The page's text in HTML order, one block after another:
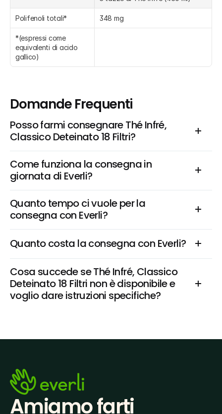
Polifenoli totali* 348 mg
*(espressi come
equivalenti di acido
gallico)
Domande Frequenti
Posso farmi consegnare Thé Infré,
Classico Deteinato 18 Filtri?
Come funziona la consegna in
giornata di Everli?
Quanto tempo ci vuole per la
consegna con Everli?
Quanto costa la consegna con Everli?
Cosa succede se Thé Infré, Classico
Deteinato 18 Filtri non è disponibile e
voglio dare istruzioni specifiche?
Amiamo farti